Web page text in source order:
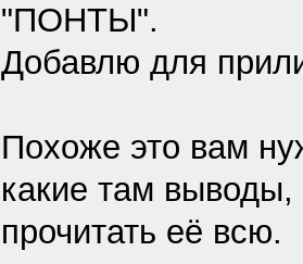
"ПОНТЫ".
Добавлю для
Похоже это вам
какие там выводы,
прочитать её всю.